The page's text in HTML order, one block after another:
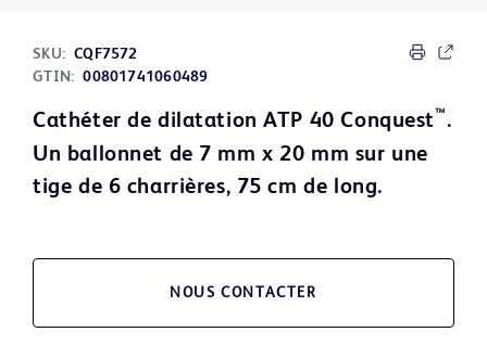
SKU: CQF7572
GTIN: 00801741060489
Cathéter de dilatation ATP 40 Conquest™ .
Un ballonnet de 7 mm x 20 mm sur une
tige de 6 charrières, 75 cm de long.
NOUS CONTACTER